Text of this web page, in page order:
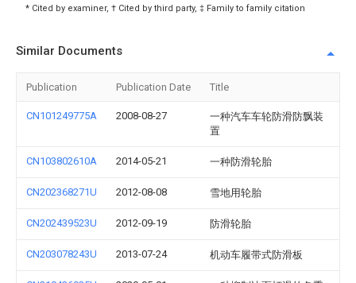
* Cited by examiner, † Cited by third party, ‡ Family to family citation
Similar Documents
Publication Publication Date Title
CN101249775A 2008-08-27
一种汽车车轮防滑防飘装
置
CN103802610A 2014-05-21 一种防滑轮胎
CN202368271U 2012-08-08 雪地用轮胎
CN202439523U 2012-09-19 防滑轮胎
CN203078243U 2013-07-24 机动车履带式防滑板